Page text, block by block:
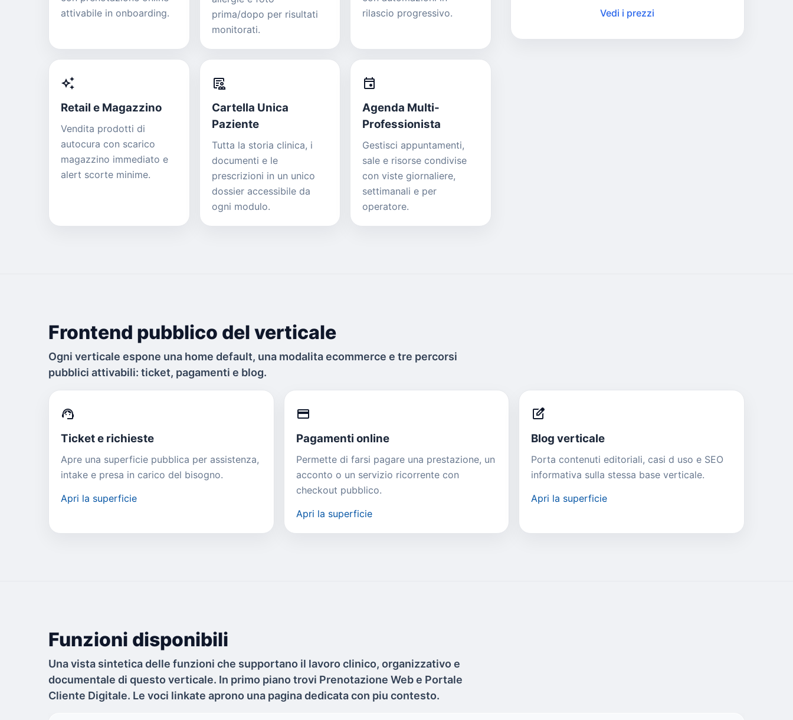
attivabile in onboarding.
prima/dopo per risultati
monitorati.
rilascio progressivo.
auto_awesome
Retail e Magazzino
Vendita prodotti di
autocura con scarico
magazzino immediato e
alert scorte minime.
clinical_notes
Cartella Unica
Paziente
Tutta la storia clinica, i
documenti e le
prescrizioni in un unico
dossier accessibile da
ogni modulo.
event
Agenda Multi-
Professionista
Gestisci appuntamenti,
sale e risorse condivise
con viste giornaliere,
settimanali e per
operatore.
Vedi i prezzi
Frontend pubblico del verticale
Ogni verticale espone una home default, una modalita ecommerce e tre percorsi
pubblici attivabili: ticket, pagamenti e blog.
support_agent
Ticket e richieste
Apre una superficie pubblica per assistenza,
intake e presa in carico del bisogno.
Apri la superficie
credit_card
Pagamenti online
Permette di farsi pagare una prestazione, un
acconto o un servizio ricorrente con
checkout pubblico.
Apri la superficie
edit_square
Blog verticale
Porta contenuti editoriali, casi d uso e SEO
informativa sulla stessa base verticale.
Apri la superficie
Funzioni disponibili
Una vista sintetica delle funzioni che supportano il lavoro clinico, organizzativo e
documentale di questo verticale. In primo piano trovi Prenotazione Web e Portale
Cliente Digitale. Le voci linkate aprono una pagina dedicata con piu contesto.